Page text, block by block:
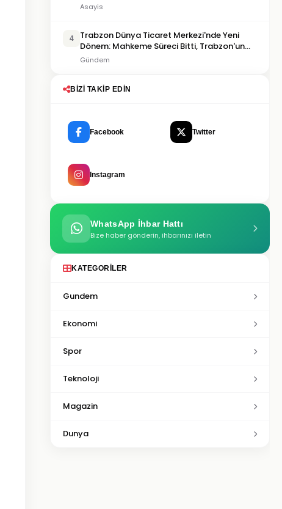
Asayis
4
Trabzon Dünya Ticaret Merkezi'nde Yeni
Dönem: Mahkeme Süreci Bitti, Trabzon'un
Dev Projesi Ne Zaman Tamamlanacak?
Gündem
BIZI TAKIP EDIN
Facebook Twitter
Instagram
WhatsApp İhbar Hattı
Bize haber gönderin, ihbarınızı iletin
KATEGORILER
Gundem
Ekonomi
Spor
Teknoloji
Magazin
Dunya